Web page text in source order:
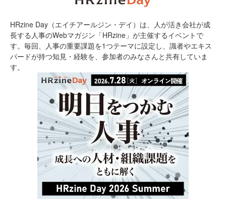
HRzine Day（エイチアールジン・デイ）は、人が活き会社が成
長する人事のWebマガジン「HRzine」が主催するイベントで
す。毎回、人事の重要課題を1つテーマに設定し、識者やエキス
パードが持つ知見・経験を、参加者のみなさんと共有していま
す。